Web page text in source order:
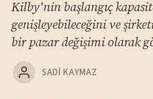
Kilby'nin başlangıç
genişleyebileceğini ve
bir pazar değişimi olarak
SADI KAYMAZ